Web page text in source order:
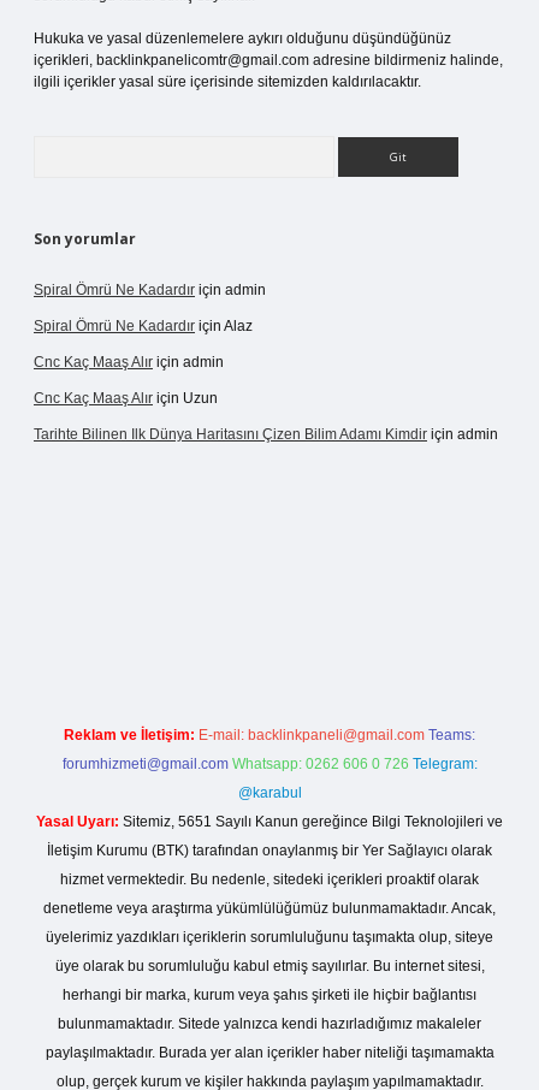
Hukuka ve yasal düzenlemelere aykırı olduğunu düşündüğünüz
içerikleri, backlinkpanelicomtr@gmail.com adresine bildirmeniz halinde,
ilgili içerikler yasal süre içerisinde sitemizden kaldırılacaktır.
Son yorumlar
Spiral Ömrü Ne Kadardır için admin
Spiral Ömrü Ne Kadardır için Alaz
Cnc Kaç Maaş Alır için admin
Cnc Kaç Maaş Alır için Uzun
Tarihte Bilinen Ilk Dünya Haritasını Çizen Bilim Adamı Kimdir için admin
Reklam ve İletişim: E-mail: backlinkpaneli@gmail.com Teams:
forumhizmeti@gmail.com Whatsapp: 0262 606 0 726 Telegram:
@karabul
Yasal Uyarı: Sitemiz, 5651 Sayılı Kanun gereğince Bilgi Teknolojileri ve
İletişim Kurumu (BTK) tarafından onaylanmış bir Yer Sağlayıcı olarak
hizmet vermektedir. Bu nedenle, sitedeki içerikleri proaktif olarak
denetleme veya araştırma yükümlülüğümüz bulunmamaktadır. Ancak,
üyelerimiz yazdıkları içeriklerin sorumluluğunu taşımakta olup, siteye
üye olarak bu sorumluluğu kabul etmiş sayılırlar. Bu internet sitesi,
herhangi bir marka, kurum veya şahıs şirketi ile hiçbir bağlantısı
bulunmamaktadır. Sitede yalnızca kendi hazırladığımız makaleler
paylaşılmaktadır. Burada yer alan içerikler haber niteliği taşımamakta
olup, gerçek kurum ve kişiler hakkında paylaşım yapılmamaktadır.